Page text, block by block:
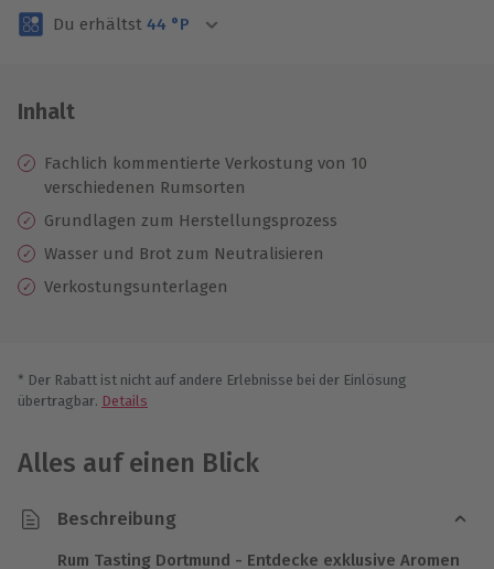
Du erhältst 44 °P
Inhalt
Fachlich kommentierte Verkostung von 10
verschiedenen Rumsorten
Grundlagen zum Herstellungsprozess
Wasser und Brot zum Neutralisieren
Verkostungsunterlagen
* Der Rabatt ist nicht auf andere Erlebnisse bei der Einlösung
übertragbar. Details
Alles auf einen Blick
Beschreibung
Rum Tasting Dortmund - Entdecke exklusive Aromen